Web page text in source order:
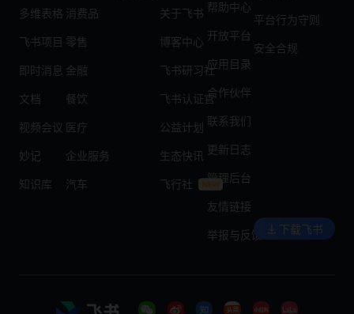
多维表格
飞书项目
即时消息
文档
视频会议
妙记
知识库
消费品
零售
金融
餐饮
医疗
企业服务
汽车
关于飞书
博客中心
飞书研习社
飞书认证官
公益计划
生态快讯
飞行社
帮助中心
开放平台
应用目录
合作伙伴
联系我们
更新日志
管理后台
友情链接
举报与反馈
平台行为守则
安全合规
下载飞书